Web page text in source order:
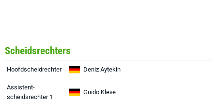
Scheidsrechters
Hoofdscheidrechter Deniz Aytekin
Assistent-
scheidsrechter 1
Guido Kleve